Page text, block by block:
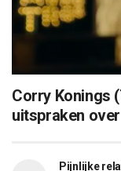
Corry Konings
uitspraken
Pijnlijke